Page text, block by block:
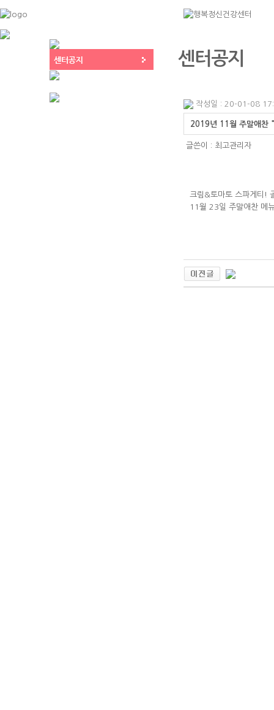
센터공지
작성일 : 20-01-08
2019년 11월 주말애찬
글쓴이 : 최고관리자
크림&토마토 스파게티!
11월 23일 주말애찬 메